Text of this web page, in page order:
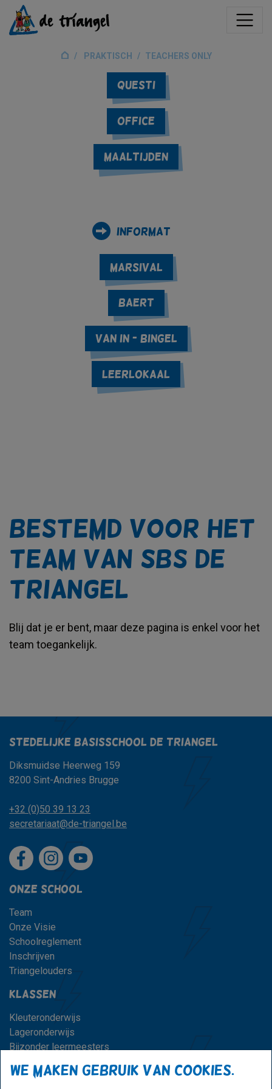
PRAKTISCH TEACHERS ONLY
Questi
Office
Maaltijden
Informat
Marsival
Baert
Van In - Bingel
Leerlokaal
Bestemd voor het
team van SBS de
Triangel
Blij dat je er bent, maar deze pagina is enkel voor het
team toegankelijk.
Stedelijke basisschool de triangel
Diksmuidse Heerweg 159
8200 Sint-Andries Brugge
+32 (0)50 39 13 23
secretariaat@de-triangel.be
Onze school
Team
Onze Visie
Schoolreglement
Inschrijven
Triangelouders
Klassen
Kleuteronderwijs
Lageronderwijs
Bijzonder leermeesters
Praktisch
We maken gebruik van cookies.